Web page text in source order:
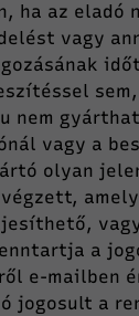
ha az eladó
vagy
nem
vagy a
olyan
a
e-mailben
jogosult a